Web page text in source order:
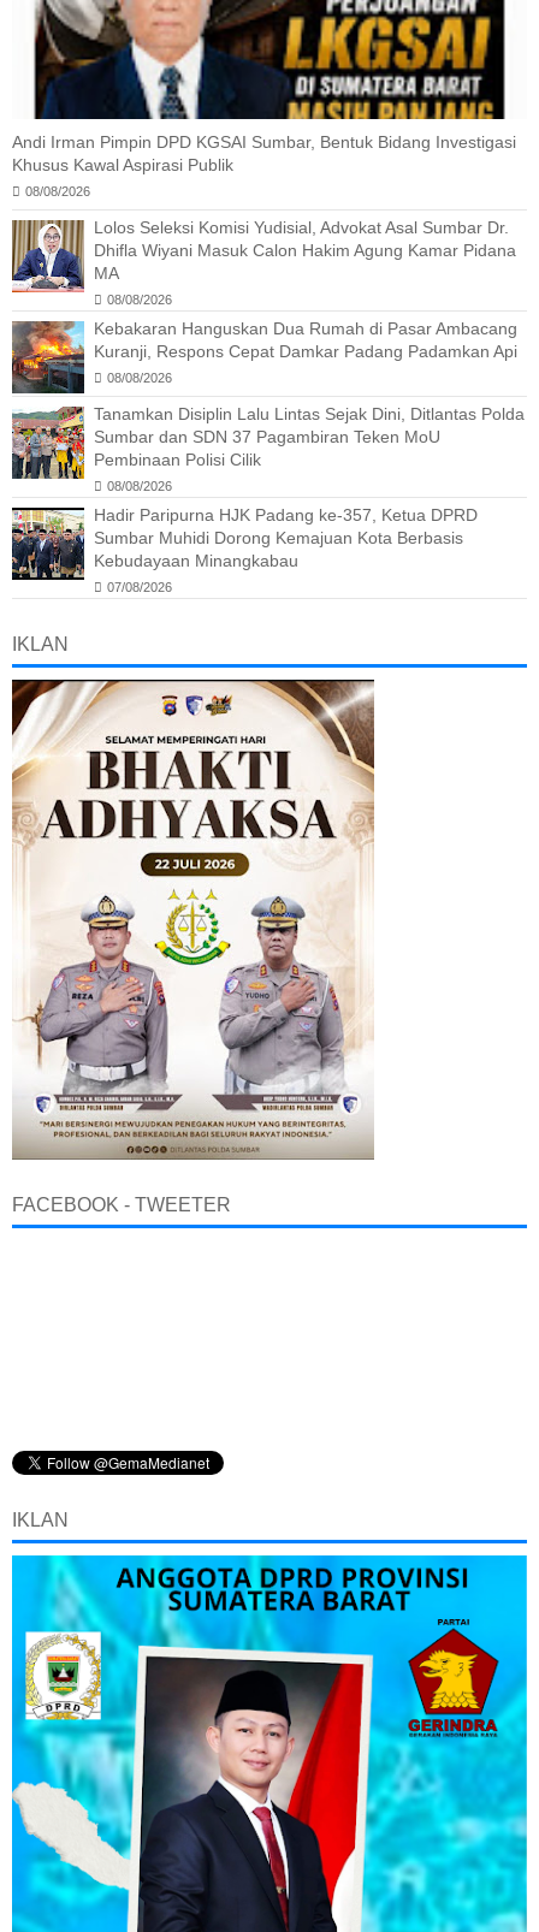
Andi Irman Pimpin DPD KGSAI Sumbar, Bentuk Bidang Investigasi
Khusus Kawal Aspirasi Publik
08/08/2026
Lolos Seleksi Komisi Yudisial, Advokat Asal Sumbar Dr.
Dhifla Wiyani Masuk Calon Hakim Agung Kamar Pidana
MA
08/08/2026
Kebakaran Hanguskan Dua Rumah di Pasar Ambacang
Kuranji, Respons Cepat Damkar Padang Padamkan Api
08/08/2026
Tanamkan Disiplin Lalu Lintas Sejak Dini, Ditlantas Polda
Sumbar dan SDN 37 Pagambiran Teken MoU
Pembinaan Polisi Cilik
08/08/2026
Hadir Paripurna HJK Padang ke-357, Ketua DPRD
Sumbar Muhidi Dorong Kemajuan Kota Berbasis
Kebudayaan Minangkabau
07/08/2026
IKLAN
FACEBOOK - TWEETER
IKLAN